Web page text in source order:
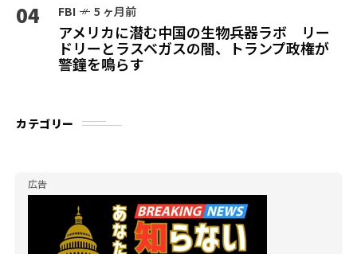
04 FBI 5 ヶ月前
アメリカに潜む中国の生物兵器ラボ リー
ドリーとラスベガスの闇、トランプ政権が
警鐘を鳴らす
カテゴリー
広告